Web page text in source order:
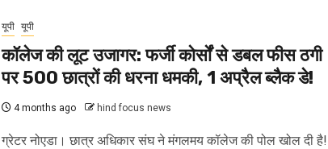
यूपी यूपी
कॉलेज की लूट उजागर: फर्जी कोर्सों से डबल फीस ठगी
पर 500 छात्रों की धरना धमकी, 1 अप्रैल ब्लैक डे!
4 months ago hind focus news
ग्रेटर नोएडा। छात्र अधिकार संघ ने मंगलमय कॉलेज की पोल खोल दी है!